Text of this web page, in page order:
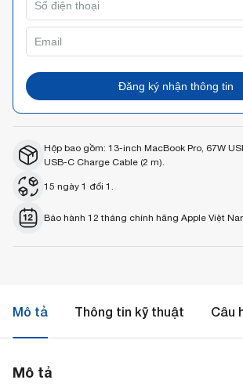
Đăng ký nhận thông tin
Hộp bao gồm: 13-inch MacBook Pro, 67W
USB-C Charge Cable (2 m).
15 ngày 1 đổi 1.
Bảo hành 12 tháng chính hãng Apple Việt
Mô tả Thông tin kỹ thuật Câu
Mô tả